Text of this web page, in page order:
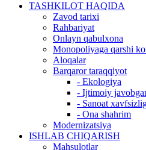
TASHKILOT HAQIDA
Zavod tarixi
Rahbariyat
Onlayn qabulxona
Monopoliyaga qarshi
Aloqalar
Barqaror taraqqiyot
- Ekologiya
- Ijtimoiy
- Sanoat
- Ona shahrim
Modernizatsiya
ISHLAB CHIQARISH
Mahsulotlar